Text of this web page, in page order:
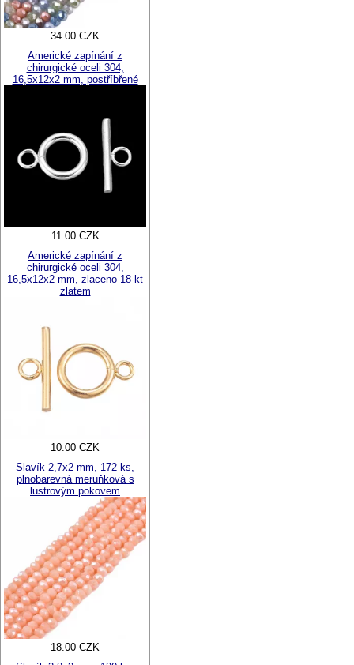
34.00 CZK
Americké zapínání z
chirurgické oceli 304,
16,5x12x2 mm, postříbřené
11.00 CZK
Americké zapínání z
chirurgické oceli 304,
16,5x12x2 mm, zlaceno 18 kt
zlatem
10.00 CZK
Slavík 2,7x2 mm, 172 ks,
plnobarevná meruňková s
lustrovým pokovem
18.00 CZK